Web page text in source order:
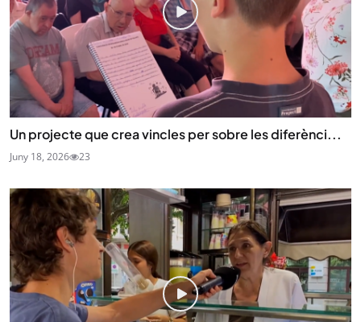
Un projecte que crea vincles per sobre les diferènci...
Juny 18, 2026 23